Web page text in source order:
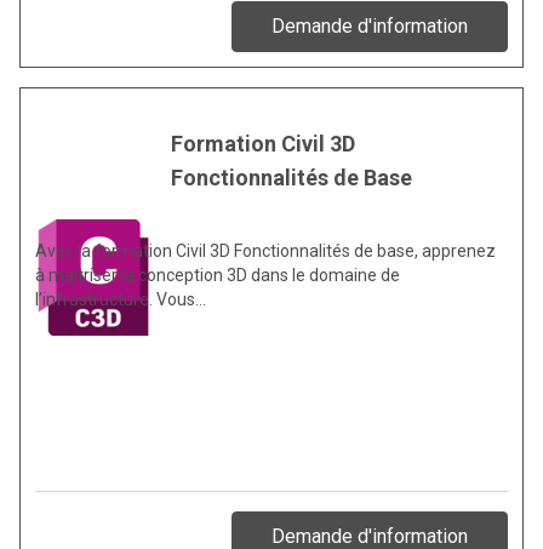
Demande d'information
Formation Civil 3D
Fonctionnalités de Base
Avec la formation Civil 3D Fonctionnalités de base, apprenez
à maîtriser la conception 3D dans le domaine de
l’infrastructure. Vous…
Demande d'information